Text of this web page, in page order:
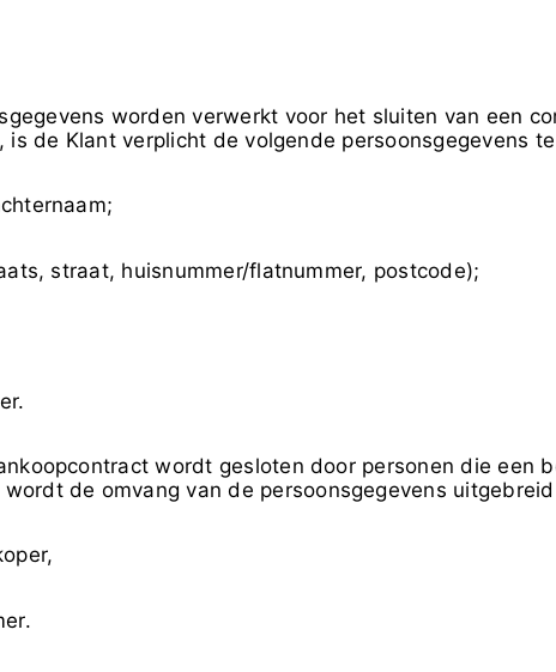
worden verwerkt voor het sluiten van een
is de Klant verplicht de volgende persoonsgegevens
straat, huisnummer/flatnummer, postcode);
wordt gesloten door personen die een
de omvang van de persoonsgegevens